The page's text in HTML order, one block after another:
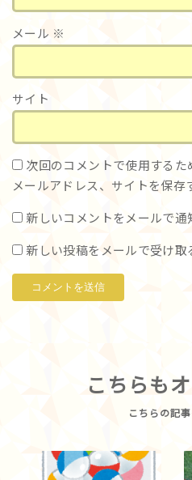
メール ※
サイト
次回のコメントで使用するた
メールアドレス、サイトを保存
新しいコメントをメールで通
新しい投稿をメールで受け取
こちらも